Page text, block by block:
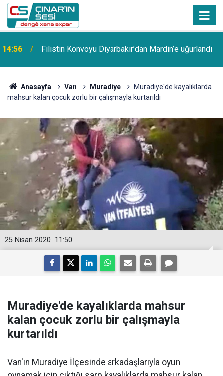
14:51
Bosna Hersek'ten yola çıkan Filistin Konvoyu
Anasayfa Van Muradiye‎
Muradiye'de kayalıklarda
mahsur kalan çocuk zorlu bir çalışmayla kurtarıldı
11:50
25 Nisan 2020
Muradiye'de kayalıklarda mahsur
kalan çocuk zorlu bir çalışmayla
kurtarıldı
Van'ın Muradiye İlçesinde arkadaşlarıyla oyun